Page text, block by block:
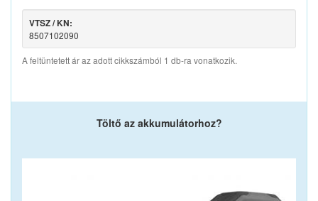
VTSZ / KN:
8507102090
A feltüntetett ár az adott cikkszámból 1 db-ra vonatkozik.
Töltő az akkumulátorhoz?